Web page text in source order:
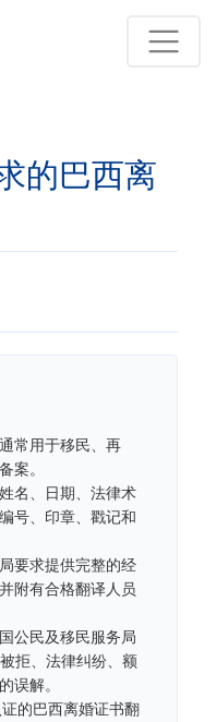
的巴西离
常用于移民、再
案。
名、日期、法律术
号、印章、戳记和
要求提供完整的经
附有合格翻译人员
公民及移民服务局
拒、法律纠纷、额
误解。
的巴西离婚证书翻